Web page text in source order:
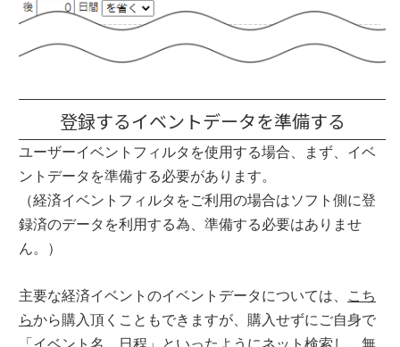
登録するイベントデータを準備する
ユーザーイベントフィルタを使用する場合、まず、イベ
ントデータを準備する必要があります。
（経済イベントフィルタをご利用の場合はソフト側に登
録済のデータを利用する為、準備する必要はありませ
ん。）
主要な経済イベントのイベントデータについては、
こち
らから購入頂くこともできますが、購入せずにご自身で